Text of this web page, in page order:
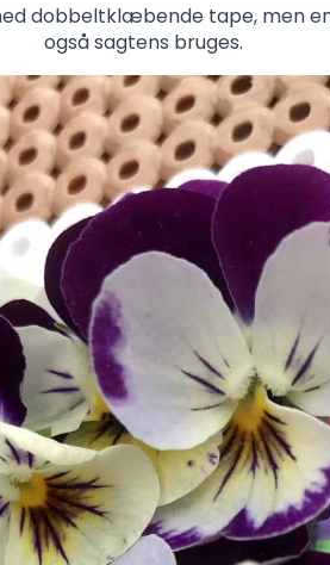
dobbeltklæbende tape, men
også sagtens bruges.